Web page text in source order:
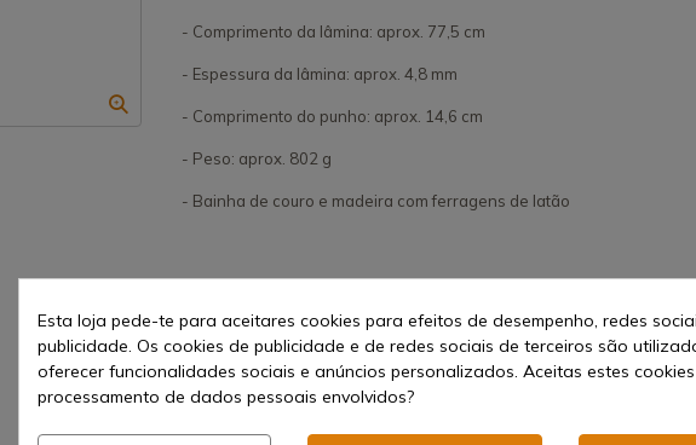
- Comprimento da lâmina: aprox. 77,5 cm
- Espessura da lâmina: aprox. 4,8 mm
- Comprimento do punho: aprox. 14,6 cm
- Peso: aprox. 802 g
- Bainha de couro e madeira com ferragens de latão
Esta loja pede-te para aceitares cookies para efeitos de desempenho, redes
publicidade. Os cookies de publicidade e de redes sociais de terceiros são
oferecer funcionalidades sociais e anúncios personalizados. Aceitas estes
processamento de dados pessoais envolvidos?